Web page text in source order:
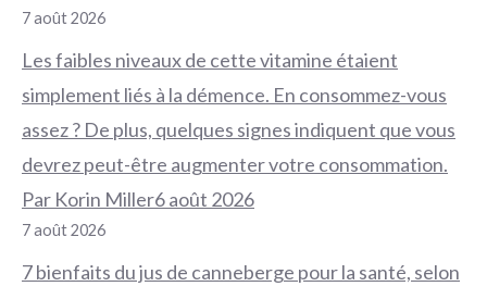
7 août 2026
Les faibles niveaux de cette vitamine étaient
simplement liés à la démence. En consommez-vous
assez ? De plus, quelques signes indiquent que vous
devrez peut-être augmenter votre consommation.
Par Korin Miller6 août 2026
7 août 2026
7 bienfaits du jus de canneberge pour la santé, selon